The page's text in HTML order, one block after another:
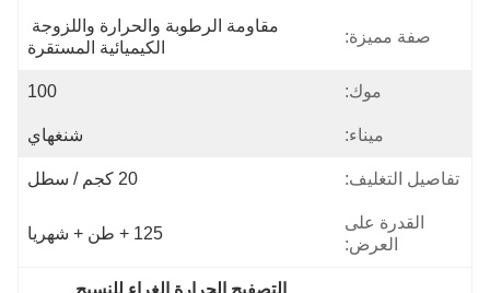
صفة مميزة:
مقاومة الرطوبة والحرارة واللزوجة
الكيميائية المستقرة
موك: 100
ميناء: شنغهاي
تفاصيل التغليف: 20 كجم / سطل
القدرة على
العرض:
125 + طن + شهريا
التصفيح الحرارة الغراء للنسيج,